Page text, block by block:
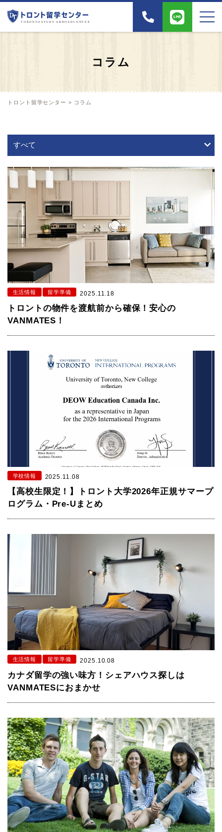
コラム
トロント留学センター > コラム
生活情報 留学準備 2025.11.18
トロントの物件を渡航前から確保！安心の
VANMATES！
学校情報 2025.11.08
【高校生限定！】トロント大学2026年正規サマープ
ログラム・Pre-Uまとめ
生活情報 留学準備 2025.10.08
カナダ留学の強い味方！シェアハウス探しは
VANMATESにおまかせ